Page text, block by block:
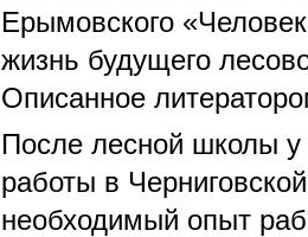
Ерымовского
жизнь будущего
Описанное
После лесной школы
работы в
необходимый опыт